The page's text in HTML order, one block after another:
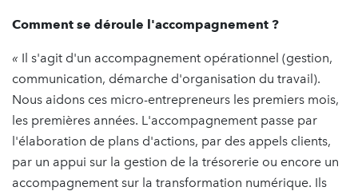
Comment se déroule l'accompagnement ?
« Il s'agit d'un accompagnement opérationnel (gestion,
communication, démarche d'organisation du travail).
Nous aidons ces micro-entrepreneurs les premiers mois,
les premières années. L'accompagnement passe par
l'élaboration de plans d'actions, par des appels clients,
par un appui sur la gestion de la trésorerie ou encore un
accompagnement sur la transformation numérique. Ils